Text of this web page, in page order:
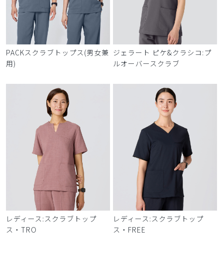
PACKスクラブトップス(男女兼
用)
ジェラート ピケ&クラシコ:プ
ルオーバースクラブ
レディース:スクラブトップ
ス・TRO
レディース:スクラブトップ
ス・FREE